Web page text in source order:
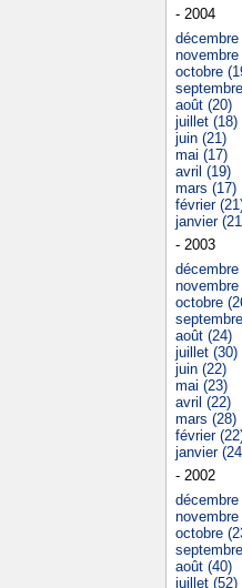
- 2004
décembre
novembre
octobre
août (20)
juillet (18)
juin (21)
mai (17)
avril (19)
mars (17)
février
janvier
- 2003
décembre
novembre
octobre
août (24)
juillet (30)
juin (22)
mai (23)
avril (22)
mars (28)
février
janvier
- 2002
décembre
novembre
octobre
août (40)
juillet (52)